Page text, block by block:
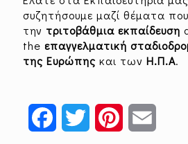
συζητήσουμε μαζί θέματα
την τριτοβάθμια εκπαίδευση
the επαγγελματική
της Ευρώπης και των Η.Π.Α.
FacebookTwitter Pinterest